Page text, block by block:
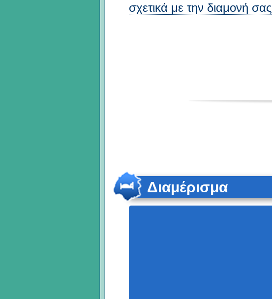
σχετικά με την διαμονή σας
Διαμέρισμα